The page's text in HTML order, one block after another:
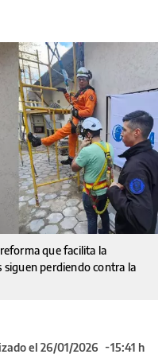
que facilita la
siguen perdiendo contra la
el 26/01/2026
15:41 h